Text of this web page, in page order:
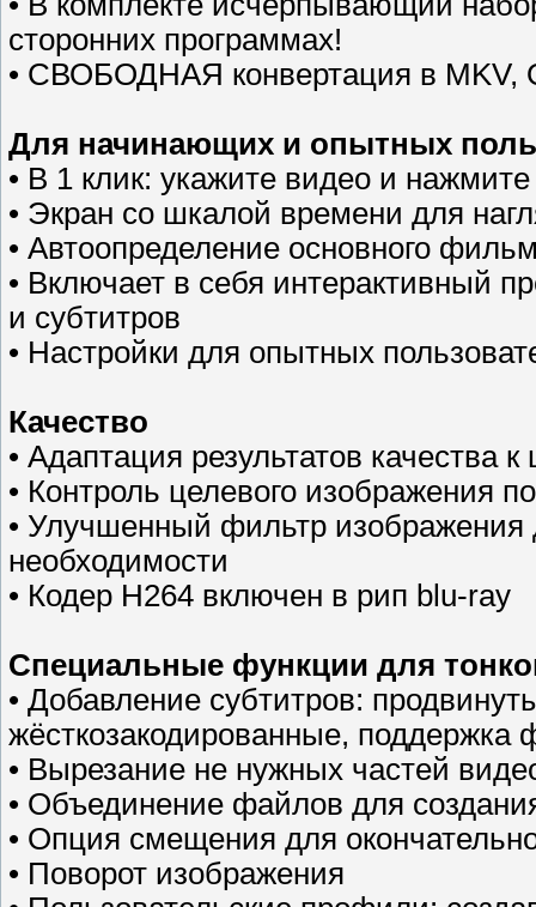
сторонних программах!
• СВОБОДНАЯ конвертация в MKV,
Для начинающих и опытных
• В 1 клик: укажите видео и
• Экран со шкалой времени для
• Автоопределение основного
• Включает в себя интерактивный
и субтитров
• Настройки для опытных
Качество
• Адаптация результатов качества
• Контроль целевого изображения
• Улучшенный фильтр изображения
необходимости
• Кодер H264 включен в рип blu-ray
Специальные функции для
• Добавление субтитров:
жёсткозакодированные, поддержка
• Вырезание не нужных частей
• Объединение файлов для
• Опция смещения для
• Поворот изображения